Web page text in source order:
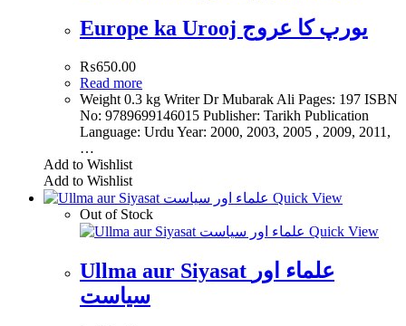
Europe ka Urooj یورپ کا عروج
₨650.00
Read more
Weight 0.3 kg Writer Dr Mubarak Ali Pages: 197 ISBN
No: 9789699146015 Publisher: Tarikh Publication
Language: Urdu Year: 2000, 2003, 2005 , 2009, 2011,
…
Add to Wishlist
Add to Wishlist
Quick View
Out of Stock
Quick View
Ullma aur Siyasat علماء اور
سیاست